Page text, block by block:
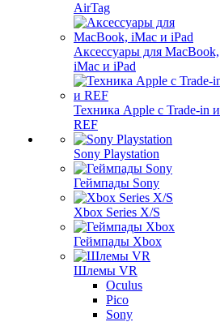
AirTag
Аксессуары для MacBook,
iMac и iPad
Техника Apple с Trade-in и
REF
Sony Playstation
Геймпады Sony
Xbox Series X/S
Геймпады Xbox
Шлемы VR
Oculus
Pico
Sony